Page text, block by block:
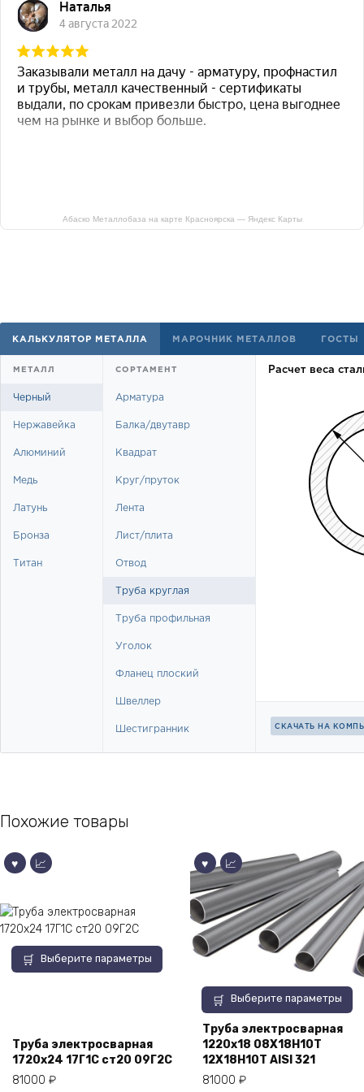
Абаско Металлобаза на карте Красноярска — Яндекс Карты
Похожие товары
Выберите параметры
Этот
товар
Опции
можно
Труба электросварная
1720х24 17Г1С ст20 09Г2С
81000 ₽
Выберите параметры
Этот
товар
имеет
несколько
вариаций.
Труба электросварная
1220х18 08Х18Н10Т
12Х18Н10Т AISI 321
81000 ₽